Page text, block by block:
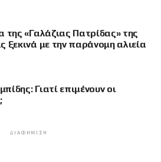
της «Γαλάζιας Πατρίδας» της
ξεκινά με την παράνομη αλιεία
Γιατί επιμένουν οι
ΔΙΑΦΉΜΙΣΗ